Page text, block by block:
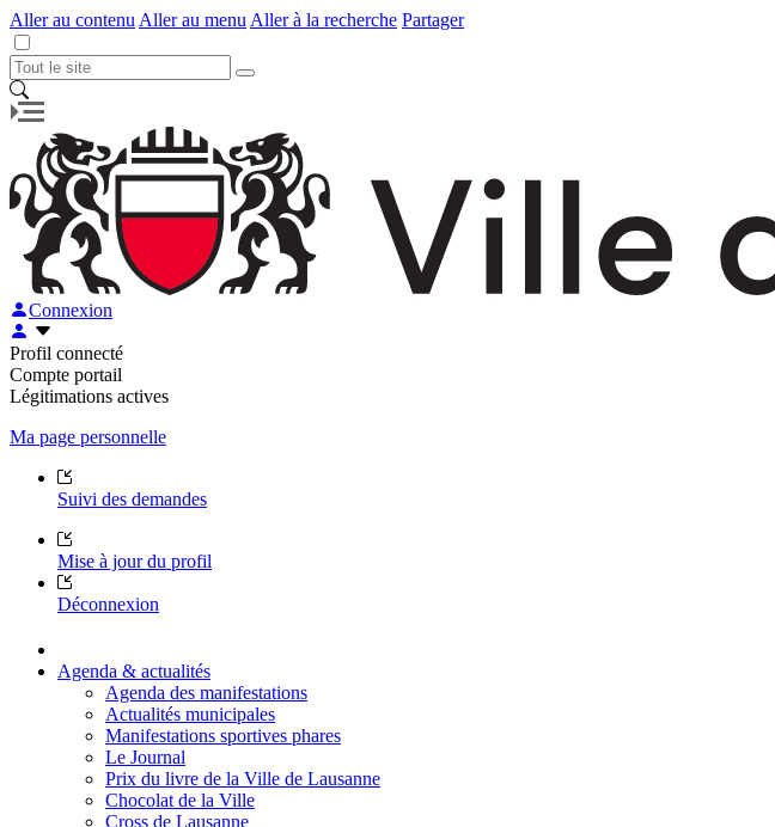
Aller au contenu Aller au menu Aller à la recherche Partager
Connexion
Profil connecté
Compte portail
Légitimations actives
Ma page personnelle
Suivi des demandes
Mise à jour du profil
Déconnexion
Agenda & actualités
Agenda des manifestations
Actualités municipales
Manifestations sportives phares
Le Journal
Prix du livre de la Ville de Lausanne
Chocolat de la Ville
Cross de Lausanne